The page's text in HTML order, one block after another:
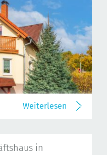
Weiterlesen
in